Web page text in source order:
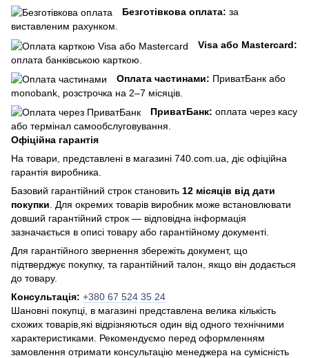
Безготівкова оплата: за
виставленим рахунком.
Visa або Mastercard:
оплата банківською карткою.
Оплата частинами: ПриватБанк або
monobank, розстрочка на 2–7 місяців.
ПриватБанк: оплата через касу
або термінал самообслуговування.
Офіційна гарантія
На товари, представлені в магазині 740.com.ua, діє офіційна
гарантія виробника.
Базовий гарантійний строк становить 12 місяців від дати
покупки . Для окремих товарів виробник може встановлювати
довший гарантійний строк — відповідна інформація
зазначається в описі товару або гарантійному документі.
Для гарантійного звернення збережіть документ, що
підтверджує покупку, та гарантійний талон, якщо він додається
до товару.
Консультація: +380 67 524 35 24
Шановні покупці, в магазині представлена ​​велика кількість
схожих товарів,які відрізняються один від одного технічними
характеристиками. Рекомендуємо перед оформленням
замовлення отримати консультацію менеджера на сумісність